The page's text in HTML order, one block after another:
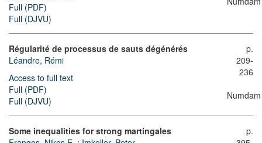
Full (PDF)
Full (DJVU)
Régularité de processus de sauts dégénérés
Léandre, Rémi
Access to full text
Full (PDF)
Full (DJVU)
p.
209-
236
Numdam
Some inequalities for strong martingales
p.